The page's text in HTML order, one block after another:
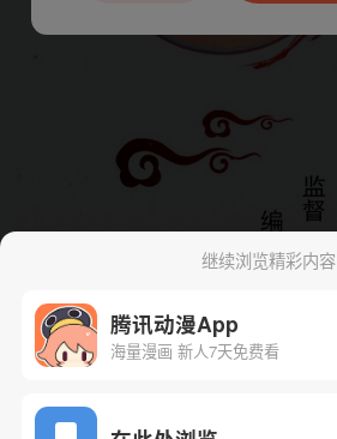
继续浏览精彩内容
腾讯动漫App
海量漫画 新人7天免费看